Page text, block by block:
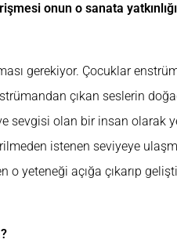
onun o sanata
gerekiyor. Çocuklar
çıkan seslerin
sevgisi olan bir insan olarak
istenen seviyeye
yeteneği açığa çıkarıp